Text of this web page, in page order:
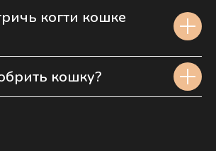
когти кошке
кошку?